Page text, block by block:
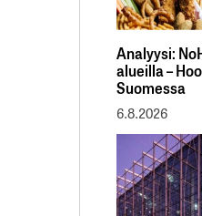
Analyysi:
alueilla –
Suomessa
6.8.2026